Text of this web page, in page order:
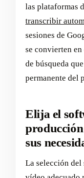
las plataformas
transcribir
sesiones de
se convierten
de búsqueda
permanente del
Elija el
sus
La selección del